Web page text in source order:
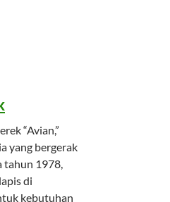
“Avian,”
yang bergerak
tahun 1978,
di
kebutuhan